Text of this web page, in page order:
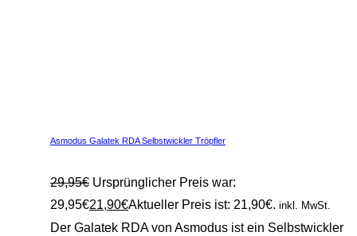
Asmodus Galatek RDA Selbstwickler Tröpfler
29,95€ Ursprünglicher Preis war:
29,95€21,90€Aktueller Preis ist: 21,90€. inkl. MwSt.
Der Galatek RDA von Asmodus ist ein Selbstwickler